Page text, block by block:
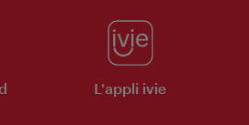
L'appli ivie